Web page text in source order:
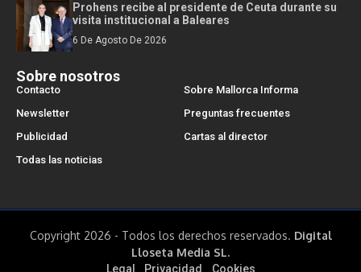
Prohens recibe al presidente de Ceuta durante su
visita institucional a Baleares
6 De Agosto De 2026
Sobre nosotros
Contacto
Sobre Mallorca Informa
Newsletter
Preguntas frecuentes
Publicidad
Cartas al director
Todas las noticias
Copyright 2026 - Todos los derechos reservados. Digital
Lloseta Media SL.
Legal Privacidad Cookies